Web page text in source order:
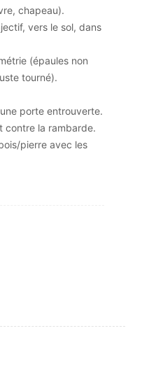
chapeau).
vers le sol, dans
(épaules non
tourné).
porte entrouverte.
contre la rambarde.
pierre avec les